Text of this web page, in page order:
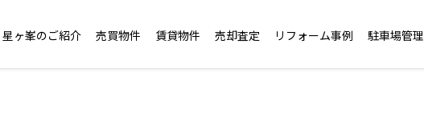
星ヶ峯のご紹介 売買物件 賃貸物件 売却査定 リフォーム事例 駐車場管理